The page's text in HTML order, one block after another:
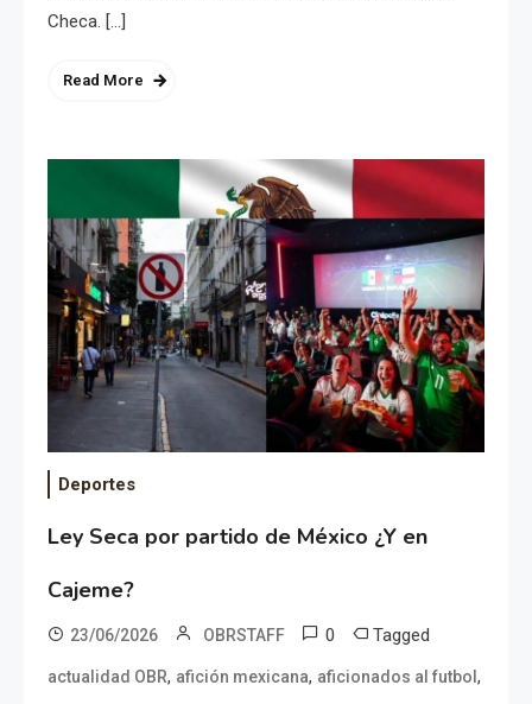
Checa. […]
Read More
Deportes
Ley Seca por partido de México ¿Y en
Cajeme?
23/06/2026 OBRSTAFF 0 Tagged
actualidad OBR, afición mexicana, aficionados al futbol ,